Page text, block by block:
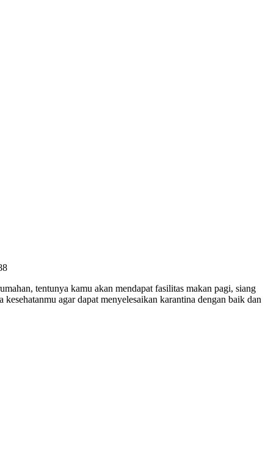
tentunya kamu akan mendapat fasilitas makan pagi, siang
agar dapat menyelesaikan karantina dengan baik dan